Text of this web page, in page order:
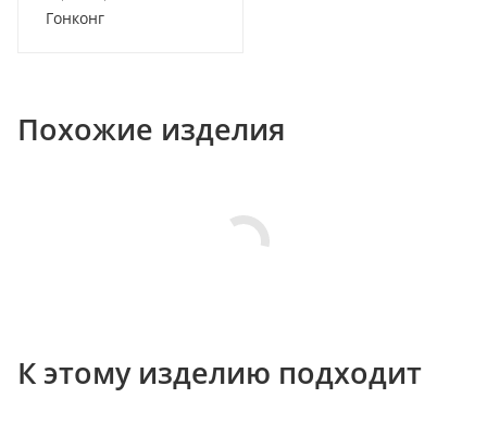
Гонконг
Похожие изделия
К этому изделию подходит